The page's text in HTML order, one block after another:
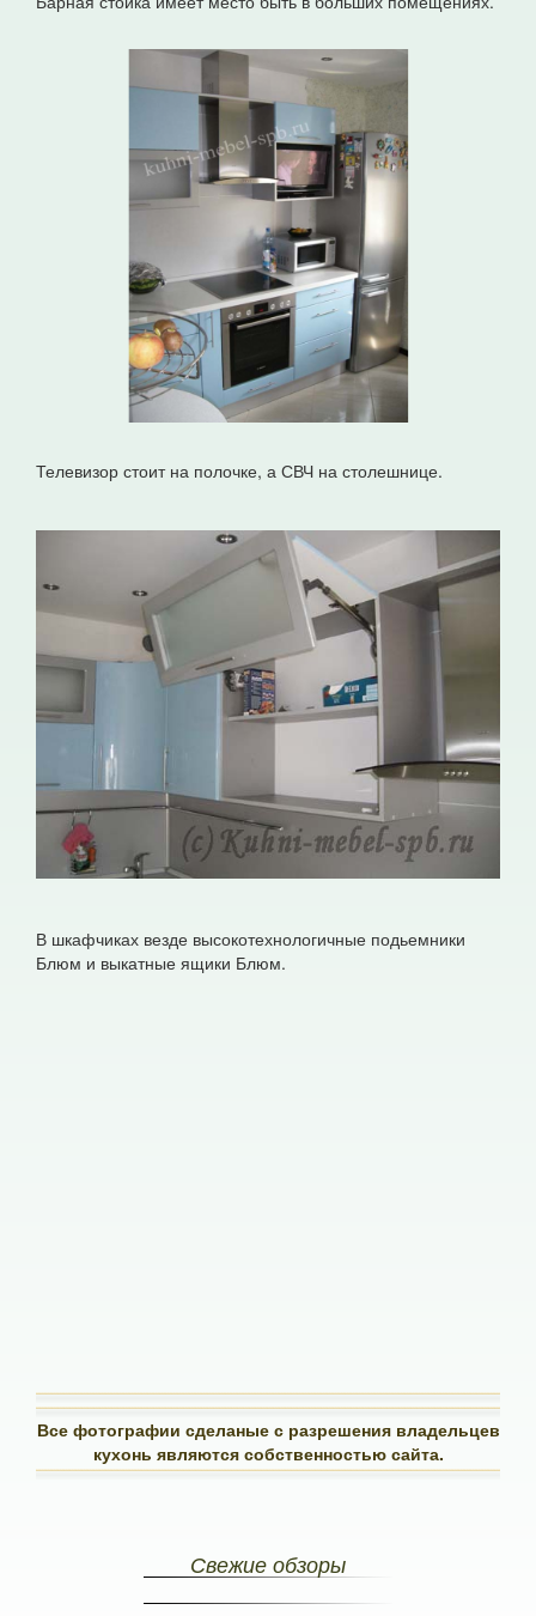
Телевизор стоит на полочке, а СВЧ на столешнице.
В шкафчиках везде высокотехнологичные подьемники
Блюм и выкатные ящики Блюм.
Все фотографии сделаные с разрешения владельцев
кухонь являются собственностью сайта.
Свежие обзоры